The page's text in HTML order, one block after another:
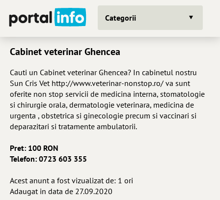
Categorii
Cabinet veterinar Ghencea
Cauti un Cabinet veterinar Ghencea? In cabinetul nostru
Sun Cris Vet http://www.veterinar-nonstop.ro/ va sunt
oferite non stop servicii de medicina interna, stomatologie
si chirurgie orala, dermatologie veterinara, medicina de
urgenta , obstetrica si ginecologie precum si vaccinari si
deparazitari si tratamente ambulatorii.
Pret: 100 RON
Telefon: 0723 603 355
Acest anunt a fost vizualizat de: 1 ori
Adaugat in data de 27.09.2020